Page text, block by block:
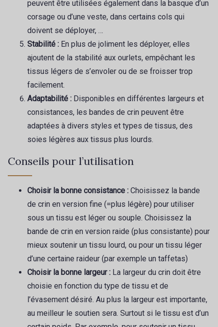
peuvent être utilisées également dans la basque d’un
corsage ou d’une veste, dans certains cols qui
doivent se déployer, …
Stabilité : En plus de joliment les déployer, elles
ajoutent de la stabilité aux ourlets, empêchant les
tissus légers de s’envoler ou de se froisser trop
facilement.
Adaptabilité : Disponibles en différentes largeurs et
consistances, les bandes de crin peuvent être
adaptées à divers styles et types de tissus, des
soies légères aux tissus plus lourds.
Conseils pour l’utilisation
Choisir la bonne consistance : Choisissez la bande
de crin en version fine (=plus légère) pour utiliser
sous un tissu est léger ou souple. Choisissez la
bande de crin en version raide (plus consistante) pour
mieux soutenir un tissu lourd, ou pour un tissu léger
d’une certaine raideur (par exemple un taffetas)
Choisir la bonne largeur : La largeur du crin doit être
choisie en fonction du type de tissu et de
l’évasement désiré. Au plus la largeur est importante,
au meilleur le soutien sera. Surtout si le tissu est d’un